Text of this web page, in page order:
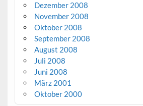
Dezember 2008
November 2008
Oktober 2008
September 2008
August 2008
Juli 2008
Juni 2008
März 2001
Oktober 2000